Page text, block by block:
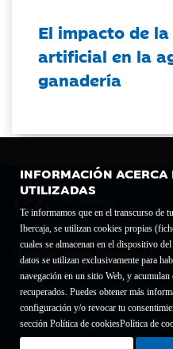
INFORMACIÓN ACERCA
UTILIZADAS
Te informamos que en el transcurso de
Ibercaja, se utilizan cookies propias
cuales se almacenan en el dispositivo
datos se utilizan exclusivamente para
navegación en un sitio Web, y
recuperados. Puedes obtener más
configuración y/o revocar tu
sección Política de cookiesPolítica de
El impacto de
artificial en la
ganadería
Fundación Bancaria Ibercaja C.I.F. G-
Inscrita en el Registro de Fundaciones
1689.
Domicilio social: Joaquín Costa, 13.
Aviso legal